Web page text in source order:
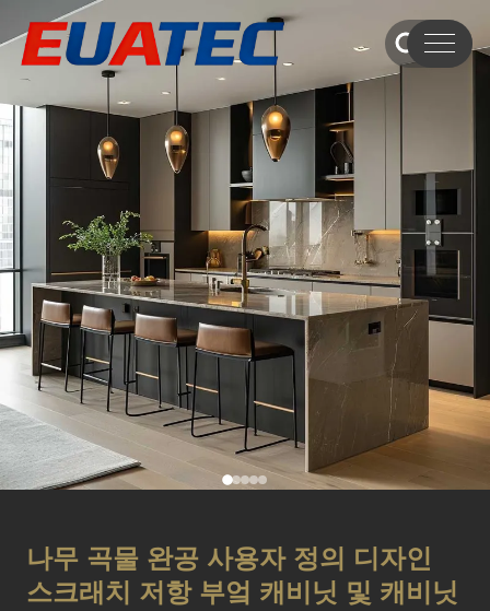
나무 곡물 완공 사용자 정의 디자인
스크래치 저항 부엌 캐비닛 및 캐비닛